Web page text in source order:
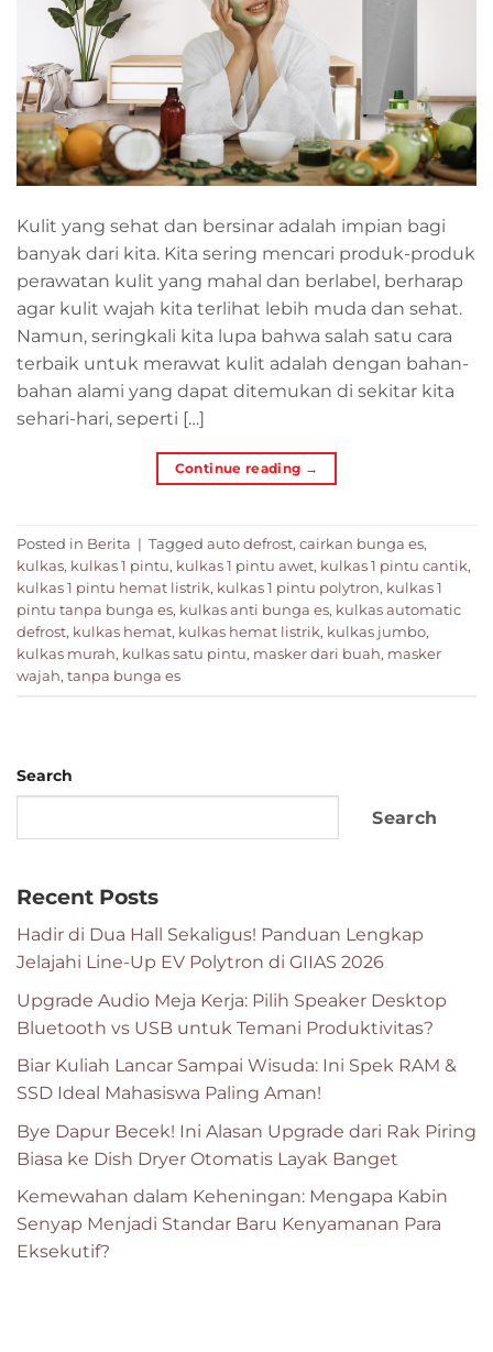
Kulit yang sehat dan bersinar adalah impian bagi
banyak dari kita. Kita sering mencari produk-produk
perawatan kulit yang mahal dan berlabel, berharap
agar kulit wajah kita terlihat lebih muda dan sehat.
Namun, seringkali kita lupa bahwa salah satu cara
terbaik untuk merawat kulit adalah dengan bahan-
bahan alami yang dapat ditemukan di sekitar kita
sehari-hari, seperti […]
Continue reading →
Posted in Berita | Tagged auto defrost, cairkan bunga es,
kulkas, kulkas 1 pintu, kulkas 1 pintu awet, kulkas 1 pintu cantik,
kulkas 1 pintu hemat listrik, kulkas 1 pintu polytron, kulkas 1
pintu tanpa bunga es, kulkas anti bunga es, kulkas automatic
defrost, kulkas hemat, kulkas hemat listrik, kulkas jumbo,
kulkas murah, kulkas satu pintu, masker dari buah, masker
wajah, tanpa bunga es
Search
Search
Recent Posts
Hadir di Dua Hall Sekaligus! Panduan Lengkap
Jelajahi Line-Up EV Polytron di GIIAS 2026
Upgrade Audio Meja Kerja: Pilih Speaker Desktop
Bluetooth vs USB untuk Temani Produktivitas?
Biar Kuliah Lancar Sampai Wisuda: Ini Spek RAM &
SSD Ideal Mahasiswa Paling Aman!
Bye Dapur Becek! Ini Alasan Upgrade dari Rak Piring
Biasa ke Dish Dryer Otomatis Layak Banget
Kemewahan dalam Keheningan: Mengapa Kabin
Senyap Menjadi Standar Baru Kenyamanan Para
Eksekutif?